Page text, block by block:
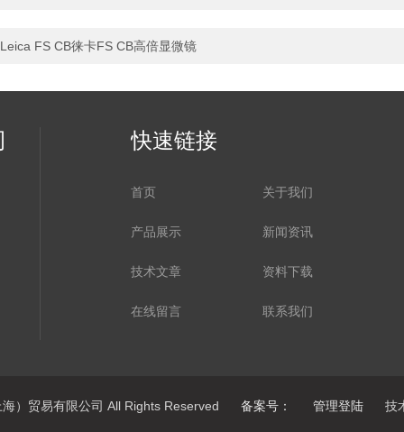
Leica FS CB徕卡FS CB高倍显微镜
快速链接
首页 关于我们
产品展示 新闻资讯
技术文章 资料下载
在线留言 联系我们
海）贸易有限公司 All Rights Reserved 备案号： 管理登陆 技